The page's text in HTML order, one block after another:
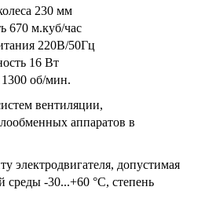
230 мм
670 м.куб/час
220В/50Гц
16 Вт
1300 об/мин.
вентиляции,
аппаратов в
электродвигателя, допустимая
-30...+60 °C, степень